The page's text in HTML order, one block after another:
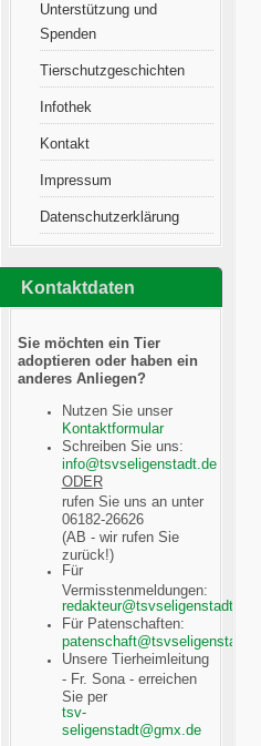
Unterstützung und
Spenden
Tierschutzgeschichten
Infothek
Kontakt
Impressum
Datenschutzerklärung
Kontaktdaten
Sie möchten ein Tier
adoptieren oder haben ein
anderes Anliegen?
Nutzen Sie unser
Kontaktformular
Schreiben Sie uns:
ODER
rufen Sie uns an unter
06182-26626
(AB - wir rufen Sie
zurück!)
Für
Vermisstenmeldungen:
Für Patenschaften:
Unsere Tierheimleitung
- Fr. Sona - erreichen
Sie per